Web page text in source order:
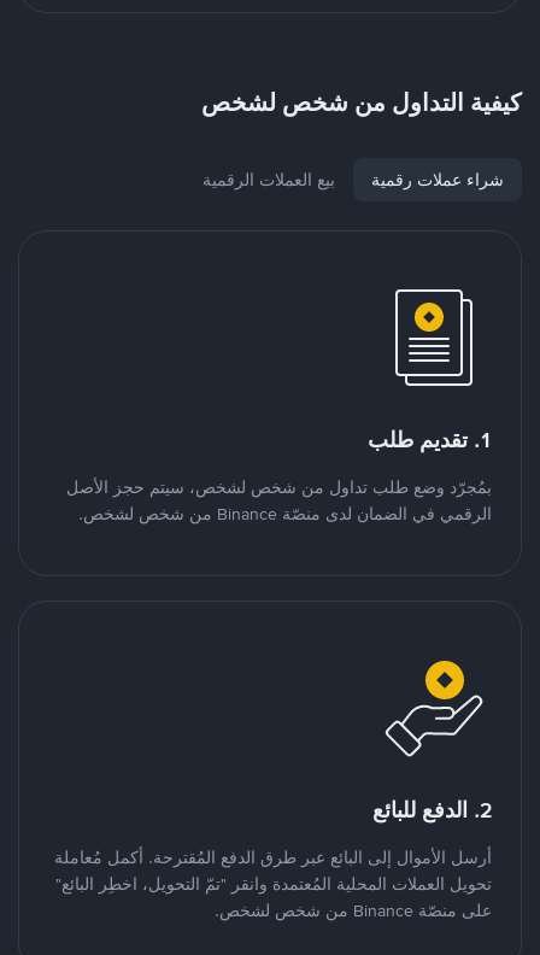
كيفية التداول من شخص لشخص
شراء عملات رقمية بيع العملات الرقمية
1. تقديم طلب
بمُجرّد وضع طلب تداول من شخص لشخص، سيتم حجز الأصل
الرقمي في الضمان لدى منصّة Binance من شخص لشخص.
2. الدفع للبائع
أرسل الأموال إلى البائع عبر طرق الدفع المُقترحة. أكمل مُعاملة
تحويل العملات المحلية المُعتمدة وانقر "تمّ التحويل، اخطِر البائع"
على منصّة Binance من شخص لشخص.